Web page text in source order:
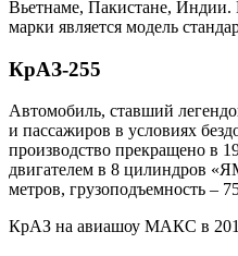
Вьетнаме, Пакистане,
марки является модель
КрАЗ-255
Автомобиль, ставший
и пассажиров в условиях
производство прекращено в
двигателем в 8 цилиндров
метров, грузоподъемность –
КрАЗ на авиашоу МАКС в